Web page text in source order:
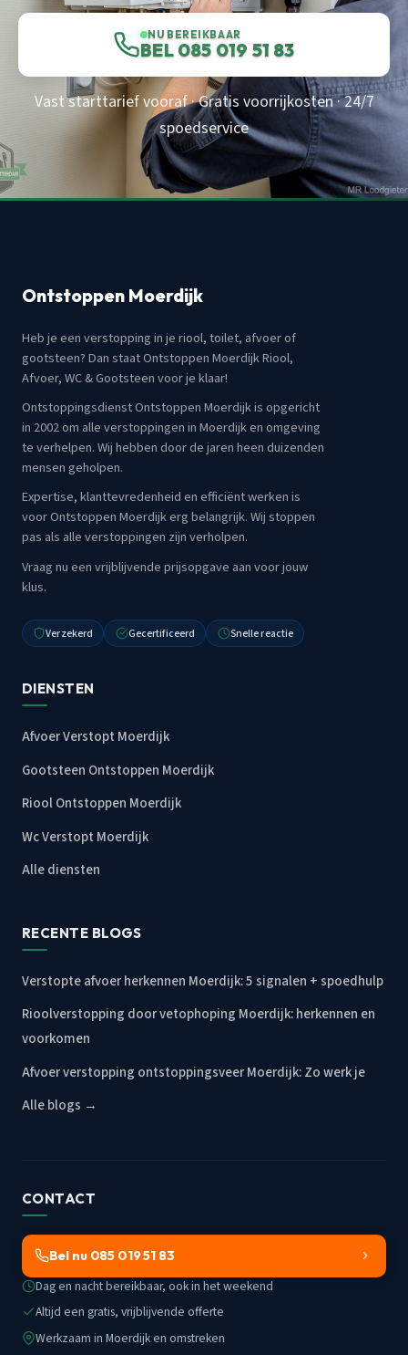
NU BEREIKBAAR
BEL 085 019 51 83
Vast starttarief vooraf · Gratis voorrijkosten · 24/7
spoedservice
Ontstoppen Moerdijk
Heb je een verstopping in je riool, toilet, afvoer of
gootsteen? Dan staat Ontstoppen Moerdijk Riool,
Afvoer, WC & Gootsteen voor je klaar!
Ontstoppingsdienst Ontstoppen Moerdijk is opgericht
in 2002 om alle verstoppingen in Moerdijk en omgeving
te verhelpen. Wij hebben door de jaren heen duizenden
mensen geholpen.
Expertise, klanttevredenheid en efficiënt werken is
voor Ontstoppen Moerdijk erg belangrijk. Wij stoppen
pas als alle verstoppingen zijn verholpen.
Vraag nu een vrijblijvende prijsopgave aan voor jouw
klus.
Verzekerd Gecertificeerd Snelle reactie
DIENSTEN
Afvoer Verstopt Moerdijk
Gootsteen Ontstoppen Moerdijk
Riool Ontstoppen Moerdijk
Wc Verstopt Moerdijk
Alle diensten
RECENTE BLOGS
Verstopte afvoer herkennen Moerdijk: 5 signalen + spoedhulp
Rioolverstopping door vetophoping Moerdijk: herkennen en
voorkomen
Afvoer verstopping ontstoppingsveer Moerdijk: Zo werk je
Alle blogs →
CONTACT
Bel nu 085 019 51 83
Dag en nacht bereikbaar, ook in het weekend
Altijd een gratis, vrijblijvende offerte
Werkzaam in Moerdijk en omstreken